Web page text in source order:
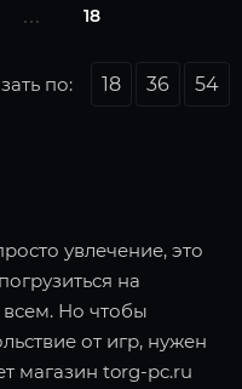
18
по: 18 36 54
увлечение, это
на
всем. Но чтобы
от игр, нужен
магазин torg-pc.ru